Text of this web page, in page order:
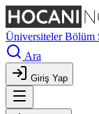
ÜniversitelerBölüm
Ara
Giriş Yap